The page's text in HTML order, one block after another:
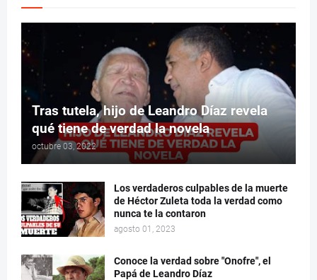
Tras tutela, hijo de Leandro Díaz revela
qué tiene de verdad la novela
octubre 03, 2022
Los verdaderos culpables de la muerte
de Héctor Zuleta toda la verdad como
nunca te la contaron
agosto 01, 2023
Conoce la verdad sobre "Onofre", el
Papá de Leandro Díaz